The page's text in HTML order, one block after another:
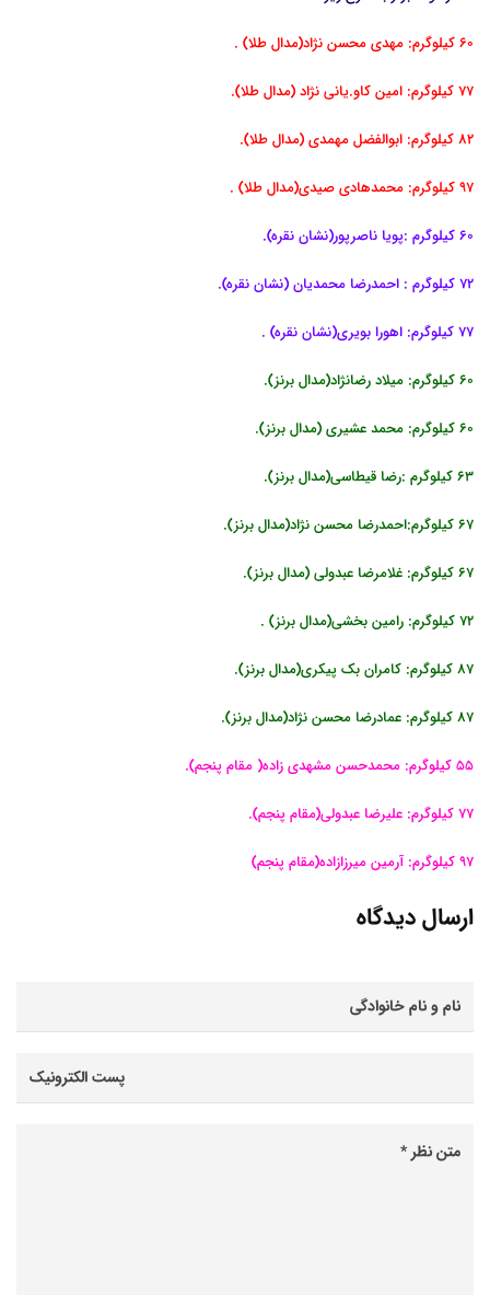
60 کیلوگرم: مهدی محسن نژاد(مدال طلا) .
77 کیلوگرم: امین کاو.یانی نژاد (مدال طلا).
82 کیلوگرم: ابوالفضل مهمدی (مدال طلا).
97 کیلوگرم: محمدهادی صیدی(مدال طلا) .
60 کیلوگرم :پویا ناصرپور(نشان نقره).
72 کیلوگرم : احمدرضا محمدیان (نشان نقره).
77 کیلوگرم: اهورا بویری(نشان نقره) .
60 کیلوگرم: میلاد رضانژاد(مدال برنز).
60 کیلوگرم: محمد عشیری (مدال برنز).
63 کیلوگرم :رضا قیطاسی(مدال برنز).
67 کیلوگرم:احمدرضا محسن نژاد(مدال برنز).
67 کیلوگرم: غلامرضا عبدولی (مدال برنز).
72 کیلوگرم: رامین بخشی(مدال برنز) .
87 کیلوگرم: کامران بک پیکری(مدال برنز).
87 کیلوگرم: عمادرضا محسن نژاد(مدال برنز).
55 کیلوگرم: محمدحسن مشهدی زاده( مقام پنجم).
77 کیلوگرم: علیرضا عبدولی(مقام پنجم).
97 کیلوگرم: آرمین میرزازاده(مقام پنجم)
ارسال دیدگاه